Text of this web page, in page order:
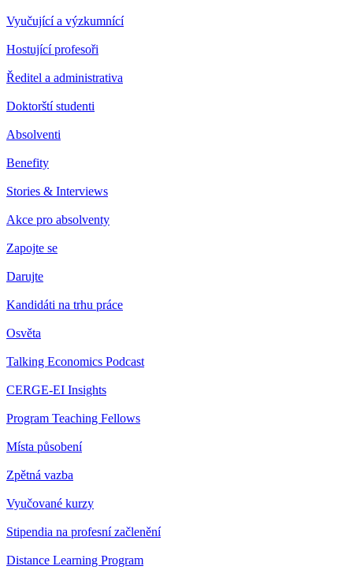
Vyučující a výzkumnící
Hostující profesoři
Ředitel a administrativa
Doktorští studenti
Absolventi
Benefity
Stories & Interviews
Akce pro absolventy
Zapojte se
Darujte
Kandidáti na trhu práce
Osvěta
Talking Economics Podcast
CERGE-EI Insights
Program Teaching Fellows
Místa působení
Zpětná vazba
Vyučované kurzy
Stipendia na profesní začlenění
Distance Learning Program